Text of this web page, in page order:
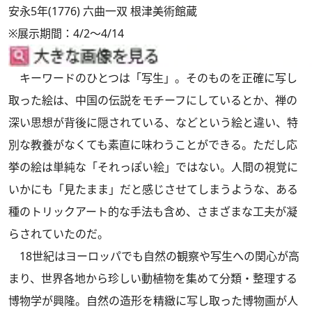
安永5年(1776) 六曲一双 根津美術館蔵
※展示期間：4/2～4/14
キーワードのひとつは「写生」。そのものを正確に写し
取った絵は、中国の伝説をモチーフにしているとか、禅の
深い思想が背後に隠されている、などという絵と違い、特
別な教養がなくても素直に味わうことができる。ただし応
挙の絵は単純な「それっぽい絵」ではない。人間の視覚に
いかにも「見たまま」だと感じさせてしまうような、ある
種のトリックアート的な手法も含め、さまざまな工夫が凝
らされていたのだ。
18世紀はヨーロッパでも自然の観察や写生への関心が高
まり、世界各地から珍しい動植物を集めて分類・整理する
博物学が興隆。自然の造形を精緻に写し取った博物画が人